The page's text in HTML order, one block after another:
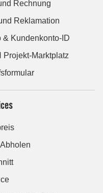
Rechnung
Reklamation
& Kundenkonto-ID
Projekt-Marktplatz